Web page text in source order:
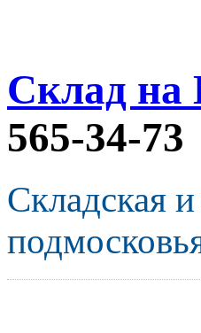
Склад на
565-34-73
Складская